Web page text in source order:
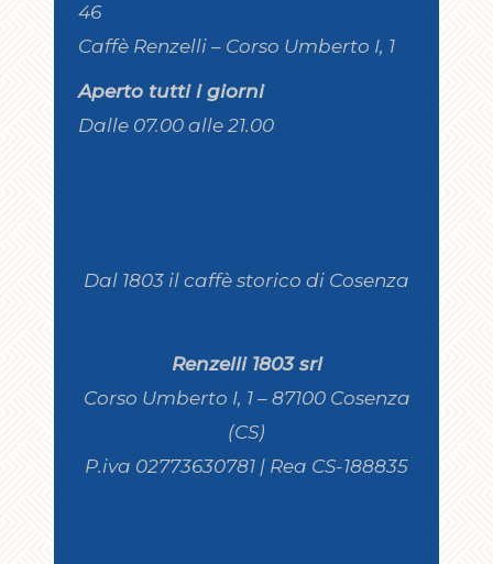
46
Caffè Renzelli – Corso Umberto I, 1
Aperto tutti i giorni
Dalle 07.00 alle 21.00
Dal 1803 il caffè storico di Cosenza
Renzelli 1803 srl
Corso Umberto I, 1 – 87100 Cosenza
(CS)
P.iva 02773630781 | Rea CS-188835